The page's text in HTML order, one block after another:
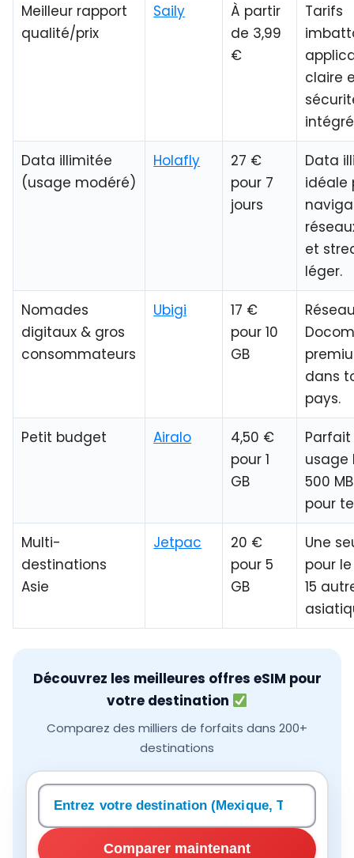
Meilleur rapport
qualité/prix
Saily
À partir
de 3,99
€
Tarifs
claire
Data illimitée
(usage modéré)
Holafly
27 €
pour 7
jours
Data
idéale
et
léger.
Nomades
digitaux & gros
consommateurs
Ubigi
17 €
pour 10
GB
dans
pays.
Petit budget Airalo
4,50 €
pour 1
GB
usage
500
pour
Multi-
destinations
Asie
Jetpac
20 €
pour 5
GB
Une
pour
15
Découvrez les meilleures offres eSIM pour
votre destination
Comparez des milliers de forfaits dans 200+
destinations
Rechercher une destination
Comparer maintenant